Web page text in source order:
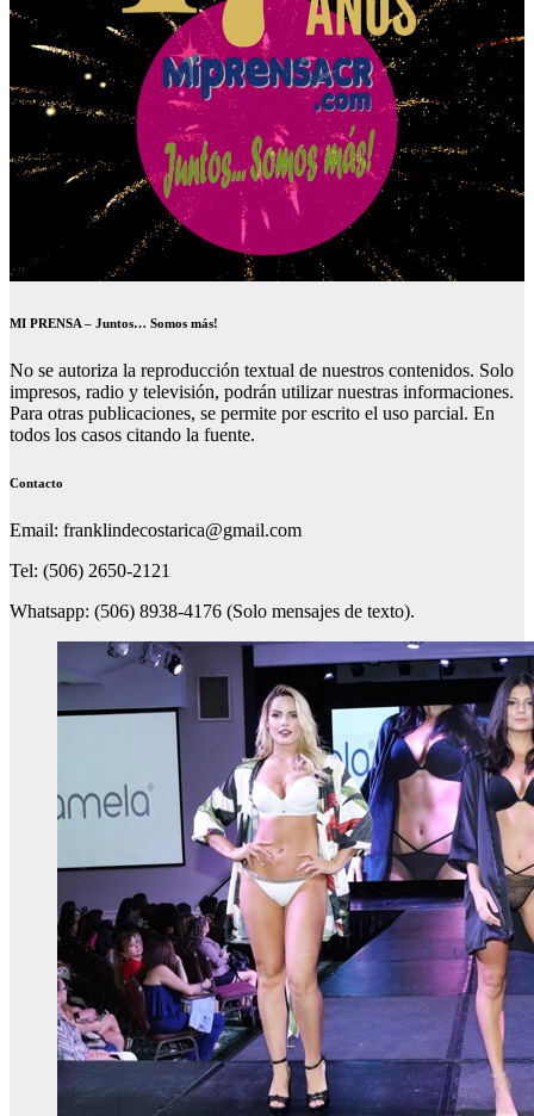
MI PRENSA – Juntos… Somos más!
No se autoriza la reproducción textual de nuestros contenidos. Solo
impresos, radio y televisión, podrán utilizar nuestras informaciones.
Para otras publicaciones, se permite por escrito el uso parcial. En
todos los casos citando la fuente.
Contacto
Email: franklindecostarica@gmail.com
Tel: (506) 2650-2121
Whatsapp: (506) 8938-4176 (Solo mensajes de texto).